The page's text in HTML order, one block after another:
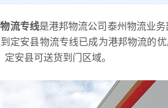
流专线是港邦物流公司泰州物流业
定安县物流专线已成为港邦物流的
定安县可送货到门区域。